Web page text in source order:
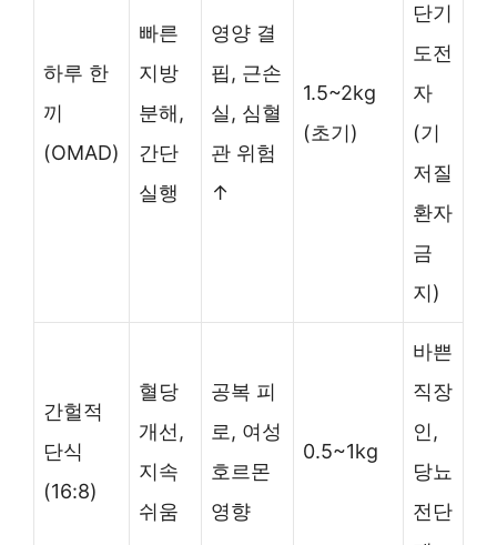
하루 한
끼
(OMAD)
빠른
지방
분해,
간단
실행
영양 결
핍, 근손
실, 심혈
관 위험
↑
1.5~2kg
(초기)
단기
도전
자
(기
저질
환자
금
지)
간헐적
단식
(16:8)
혈당
개선,
지속
쉬움
공복 피
로, 여성
호르몬
영향
0.5~1kg
바쁜
직장
인,
당뇨
전단